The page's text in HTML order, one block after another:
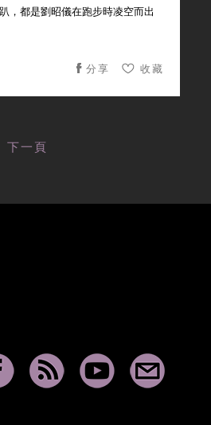
，都是劉昭儀在跑步時凌空而出
收藏
分享
下一頁